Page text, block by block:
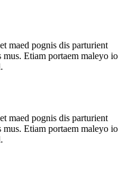
maed pognis dis parturient
Etiam portaem maleyo io
maed pognis dis parturient
Etiam portaem maleyo io